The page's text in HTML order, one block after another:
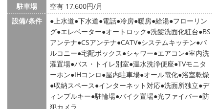
駐車場
空有 17,600円/月
設備/条件
上水道 下水道 電話 冷房 暖房 給湯 フローリン
グ エレベーター オートロック 洗髪洗面化粧台 BS
アンテナ CSアンテナ CATV システムキッチン バ
ルコニー 宅配ボックス シャワー エアコン 室内洗
濯置場 バス・トイレ別室 温水洗浄便座 TVモニタ
ーホン IHコンロ 屋内駐車場 オール電化 浴室乾燥
収納スペース インターネット対応 洗面所独立 デ
ィンプルキー 駐輪場 バイク置場 光ファイバー 防
犯カメラ